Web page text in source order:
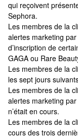
qui reçoivent
Sephora.
Les membres de la
alertes marketing
d’inscription de
GAGA ou Rare
Les membres de la
les sept jours
Les membres de la
alertes marketing
n’était en cours.
Les membres de la
cours des trois